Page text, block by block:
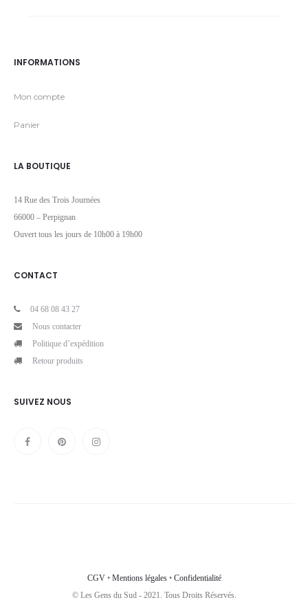
INFORMATIONS
Mon compte
Panier
LA BOUTIQUE
14 Rue des Trois Journées
66000 – Perpignan
Ouvert tous les jours de 10h00 à 19h00
CONTACT
04 68 08 43 27
Nous contacter
Politique d’expédition
Retour produits
SUIVEZ NOUS
CGV• Mentions légales• Confidentialité
© Les Gens du Sud - 2021. Tous Droits Réservés.